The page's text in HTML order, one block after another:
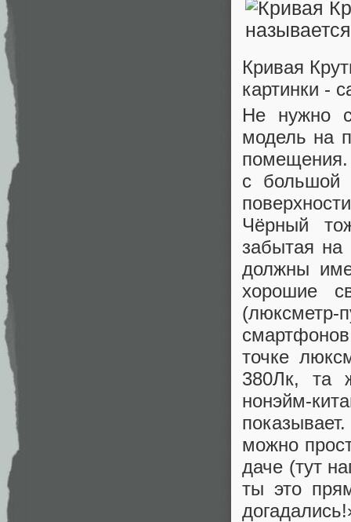
Кривая
картинки -
Не нужно
модель на
помещения.
с большой
Чёрный
забытая на
должны
хорошие
точке
380Лк, та
нонэйм-
можно
даче (тут
ты это